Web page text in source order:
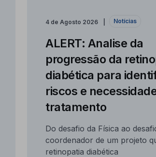
4 de Agosto 2026 Notícias
ALERT: Analise da
progressão da
diabética para
riscos e
tratamento
Do desafio da Física ao
coordenador de um projeto
retinopatia diabética